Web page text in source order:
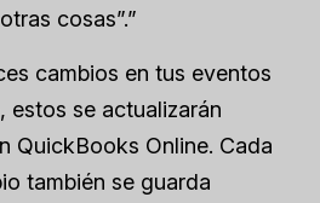
cosas”.”
cambios en tus eventos
estos se actualizarán
QuickBooks Online. Cada
también se guarda